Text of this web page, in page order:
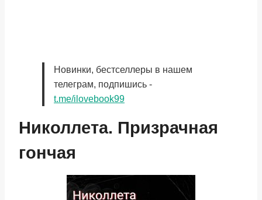
Новинки, бестселлеры в нашем
телеграм, подпишись -
t.me/ilovebook99
Николлета. Призрачная
гончая